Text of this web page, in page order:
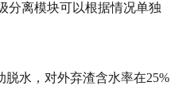
分离模块可以根据情况单独
脱水，对外弃渣含水率在25%